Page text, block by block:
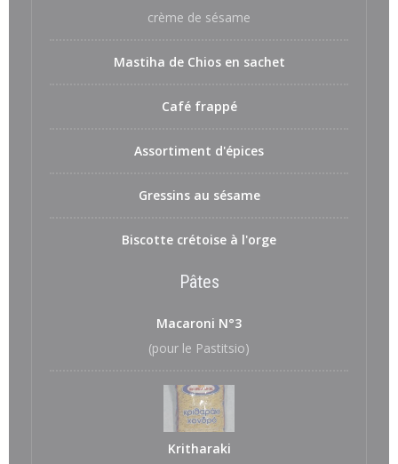
crème de sésame
Mastiha de Chios en sachet
Café frappé
Assortiment d'épices
Gressins au sésame
Biscotte crétoise à l'orge
Pâtes
Macaroni N°3
(pour le Pastitsio)
Kritharaki